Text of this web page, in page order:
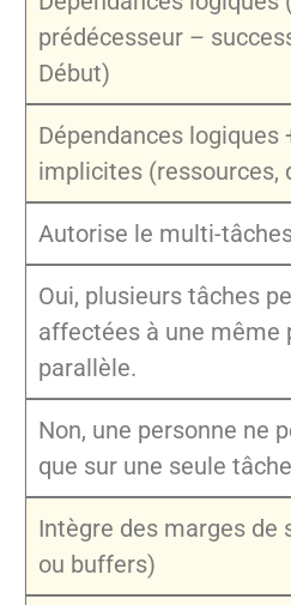
prédécesseur –
Début)
Dépendances logiques
implicites (ressources,
Autorise le multi-
Oui, plusieurs tâches
affectées à une même
parallèle.
Non, une personne ne
que sur une seule
Intègre des marges de
ou buffers)